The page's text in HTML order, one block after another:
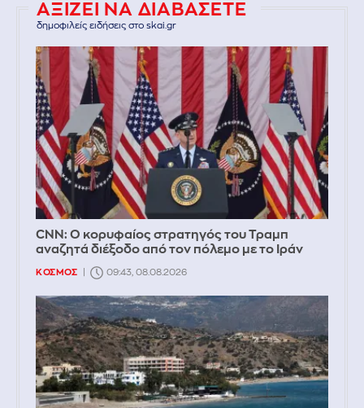
ΑΞΙΖΕΙ ΝΑ ΔΙΑΒΑΣΕΤΕ
δημοφιλείς ειδήσεις στο skai.gr
CNN: Ο κορυφαίος στρατηγός του Τραμπ
αναζητά διέξοδο από τον πόλεμο με το Ιράν
ΚΟΣΜΟΣ 09:43, 08.08.2026